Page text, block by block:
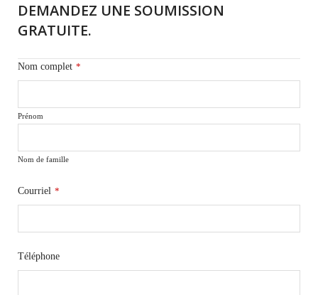
DEMANDEZ UNE SOUMISSION
GRATUITE.
Nom complet *
Prénom
Nom de famille
Courriel *
Téléphone